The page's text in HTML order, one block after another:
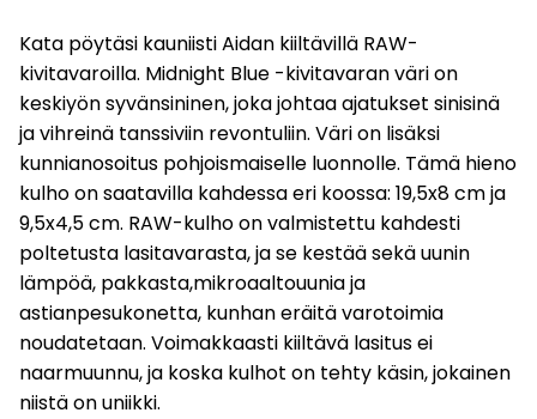
Kata pöytäsi kauniisti Aidan kiiltävillä RAW-
kivitavaroilla. Midnight Blue -kivitavaran väri on
keskiyön syvänsininen, joka johtaa ajatukset sinisinä
ja vihreinä tanssiviin revontuliin. Väri on lisäksi
kunnianosoitus pohjoismaiselle luonnolle. Tämä hieno
kulho on saatavilla kahdessa eri koossa: 19,5x8 cm ja
9,5x4,5 cm. RAW-kulho on valmistettu kahdesti
poltetusta lasitavarasta, ja se kestää sekä uunin
lämpöä, pakkasta,mikroaaltouunia ja
astianpesukonetta, kunhan eräitä varotoimia
noudatetaan. Voimakkaasti kiiltävä lasitus ei
naarmuunnu, ja koska kulhot on tehty käsin, jokainen
niistä on uniikki.